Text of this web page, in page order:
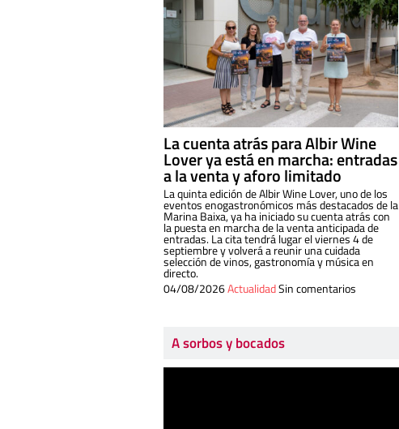
La cuenta atrás para Albir Wine
Lover ya está en marcha: entradas
a la venta y aforo limitado
La quinta edición de Albir Wine Lover, uno de los
eventos enogastronómicos más destacados de la
Marina Baixa, ya ha iniciado su cuenta atrás con
la puesta en marcha de la venta anticipada de
entradas. La cita tendrá lugar el viernes 4 de
septiembre y volverá a reunir una cuidada
selección de vinos, gastronomía y música en
directo.
04/08/2026ActualidadSin comentarios
A sorbos y bocados